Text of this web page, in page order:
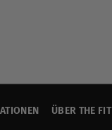
ÜBER THE